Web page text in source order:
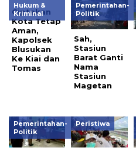
Hukum &
Kriminal
Ciptakan
Kota Tetap
Aman,
Kapolsek
Blusukan
Ke Kiai dan
Tomas
Pemerintahan-
Politik
Sah,
Stasiun
Barat Ganti
Nama
Stasiun
Magetan
Pemerintahan-
Politik
Peristiwa